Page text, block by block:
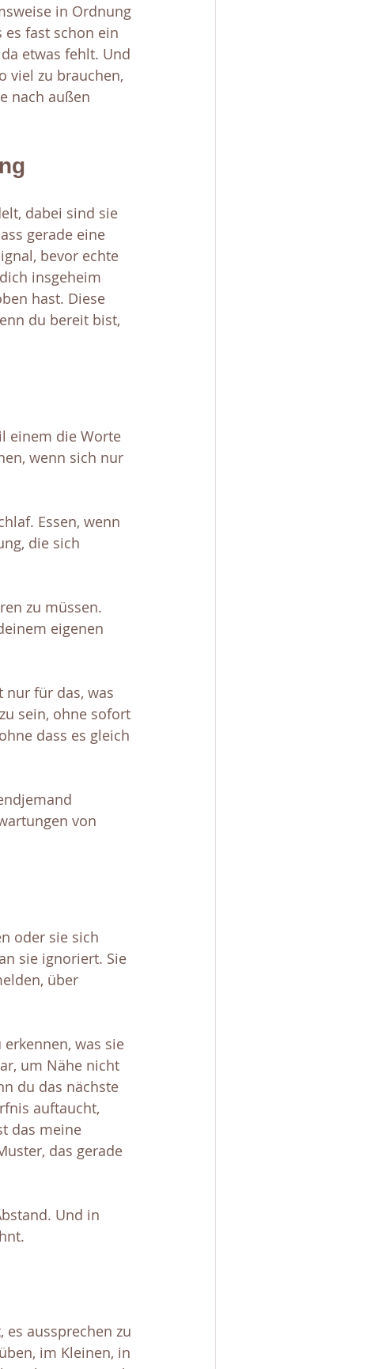
in Ordnung
fast schon ein
etwas fehlt. Und
viel zu brauchen,
nach außen
dabei sind sie
gerade eine
bevor echte
insgeheim
hast. Diese
du bereit bist,
einem die Worte
wenn sich nur
Essen, wenn
die sich
zu müssen.
eigenen
nur für das, was
sein, ohne sofort
dass es gleich
von
oder sie sich
sie ignoriert. Sie
über
was sie
um Nähe nicht
du das nächste
auftaucht,
das meine
das gerade
Und in
es aussprechen zu
im Kleinen, in